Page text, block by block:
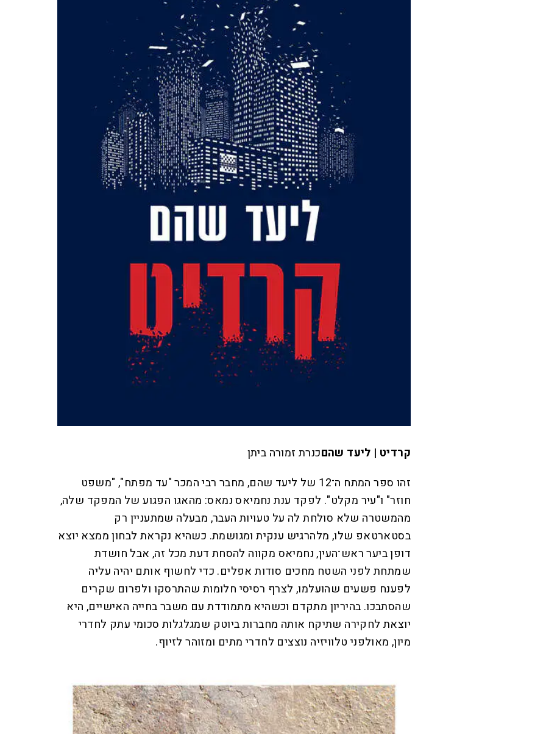
קרדיט | ליעד שהםכנרת זמורה ביתן
זהו ספר המתח ה־12 של ליעד שהם, מחבר רבי המכר "עד מפתח", "משפט
חוזר" ו"עיר מקלט". לפקד ענת נחמיאס נמאס: מהאגו הפגוע של המפקד שלה,
מהמשטרה שלא סולחת לה על טעויות העבר, מבעלה שמתעניין רק
בסטארטאפ שלו, מלהרגיש ענקית ומגושמת. כשהיא נקראת לבחון ממצא יוצא
דופן ביער ראש־העין, נחמיאס מקווה להסחת דעת מכל זה, אבל חושדת
שמתחת לפני השטח מחכים סודות אפלים. כדי לחשוף אותם יהיה עליה
לפענח פשעים שהועלמו, לצרף רסיסי חלומות שהתרסקו ולפרום שקרים
שהסתבכו. בהיריון מתקדם וכשהיא מתמודדת עם משבר בחייה האישיים, היא
יוצאת לחקירה שתיקח אותה מחברות ביוטק שמגלגלות סכומי עתק לחדרי
מיון, מאולפני טלוויזיה נוצצים לחדרי מתים ומזוהר לזיוף.